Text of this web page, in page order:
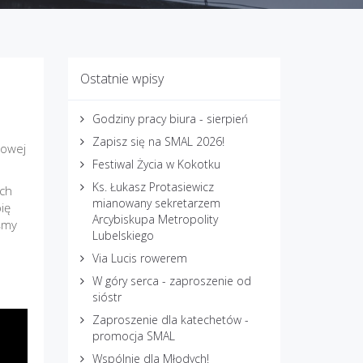
Ostatnie wpisy
Godziny pracy biura - sierpień
Zapisz się na SMAL 2026!
Festiwal Życia w Kokotku
Ks. Łukasz Protasiewicz
mianowany sekretarzem
Arcybiskupa Metropolity
Lubelskiego
Via Lucis rowerem
W góry serca - zaproszenie od
sióstr
Zaproszenie dla katechetów -
promocja SMAL
Wspólnie dla Młodych!